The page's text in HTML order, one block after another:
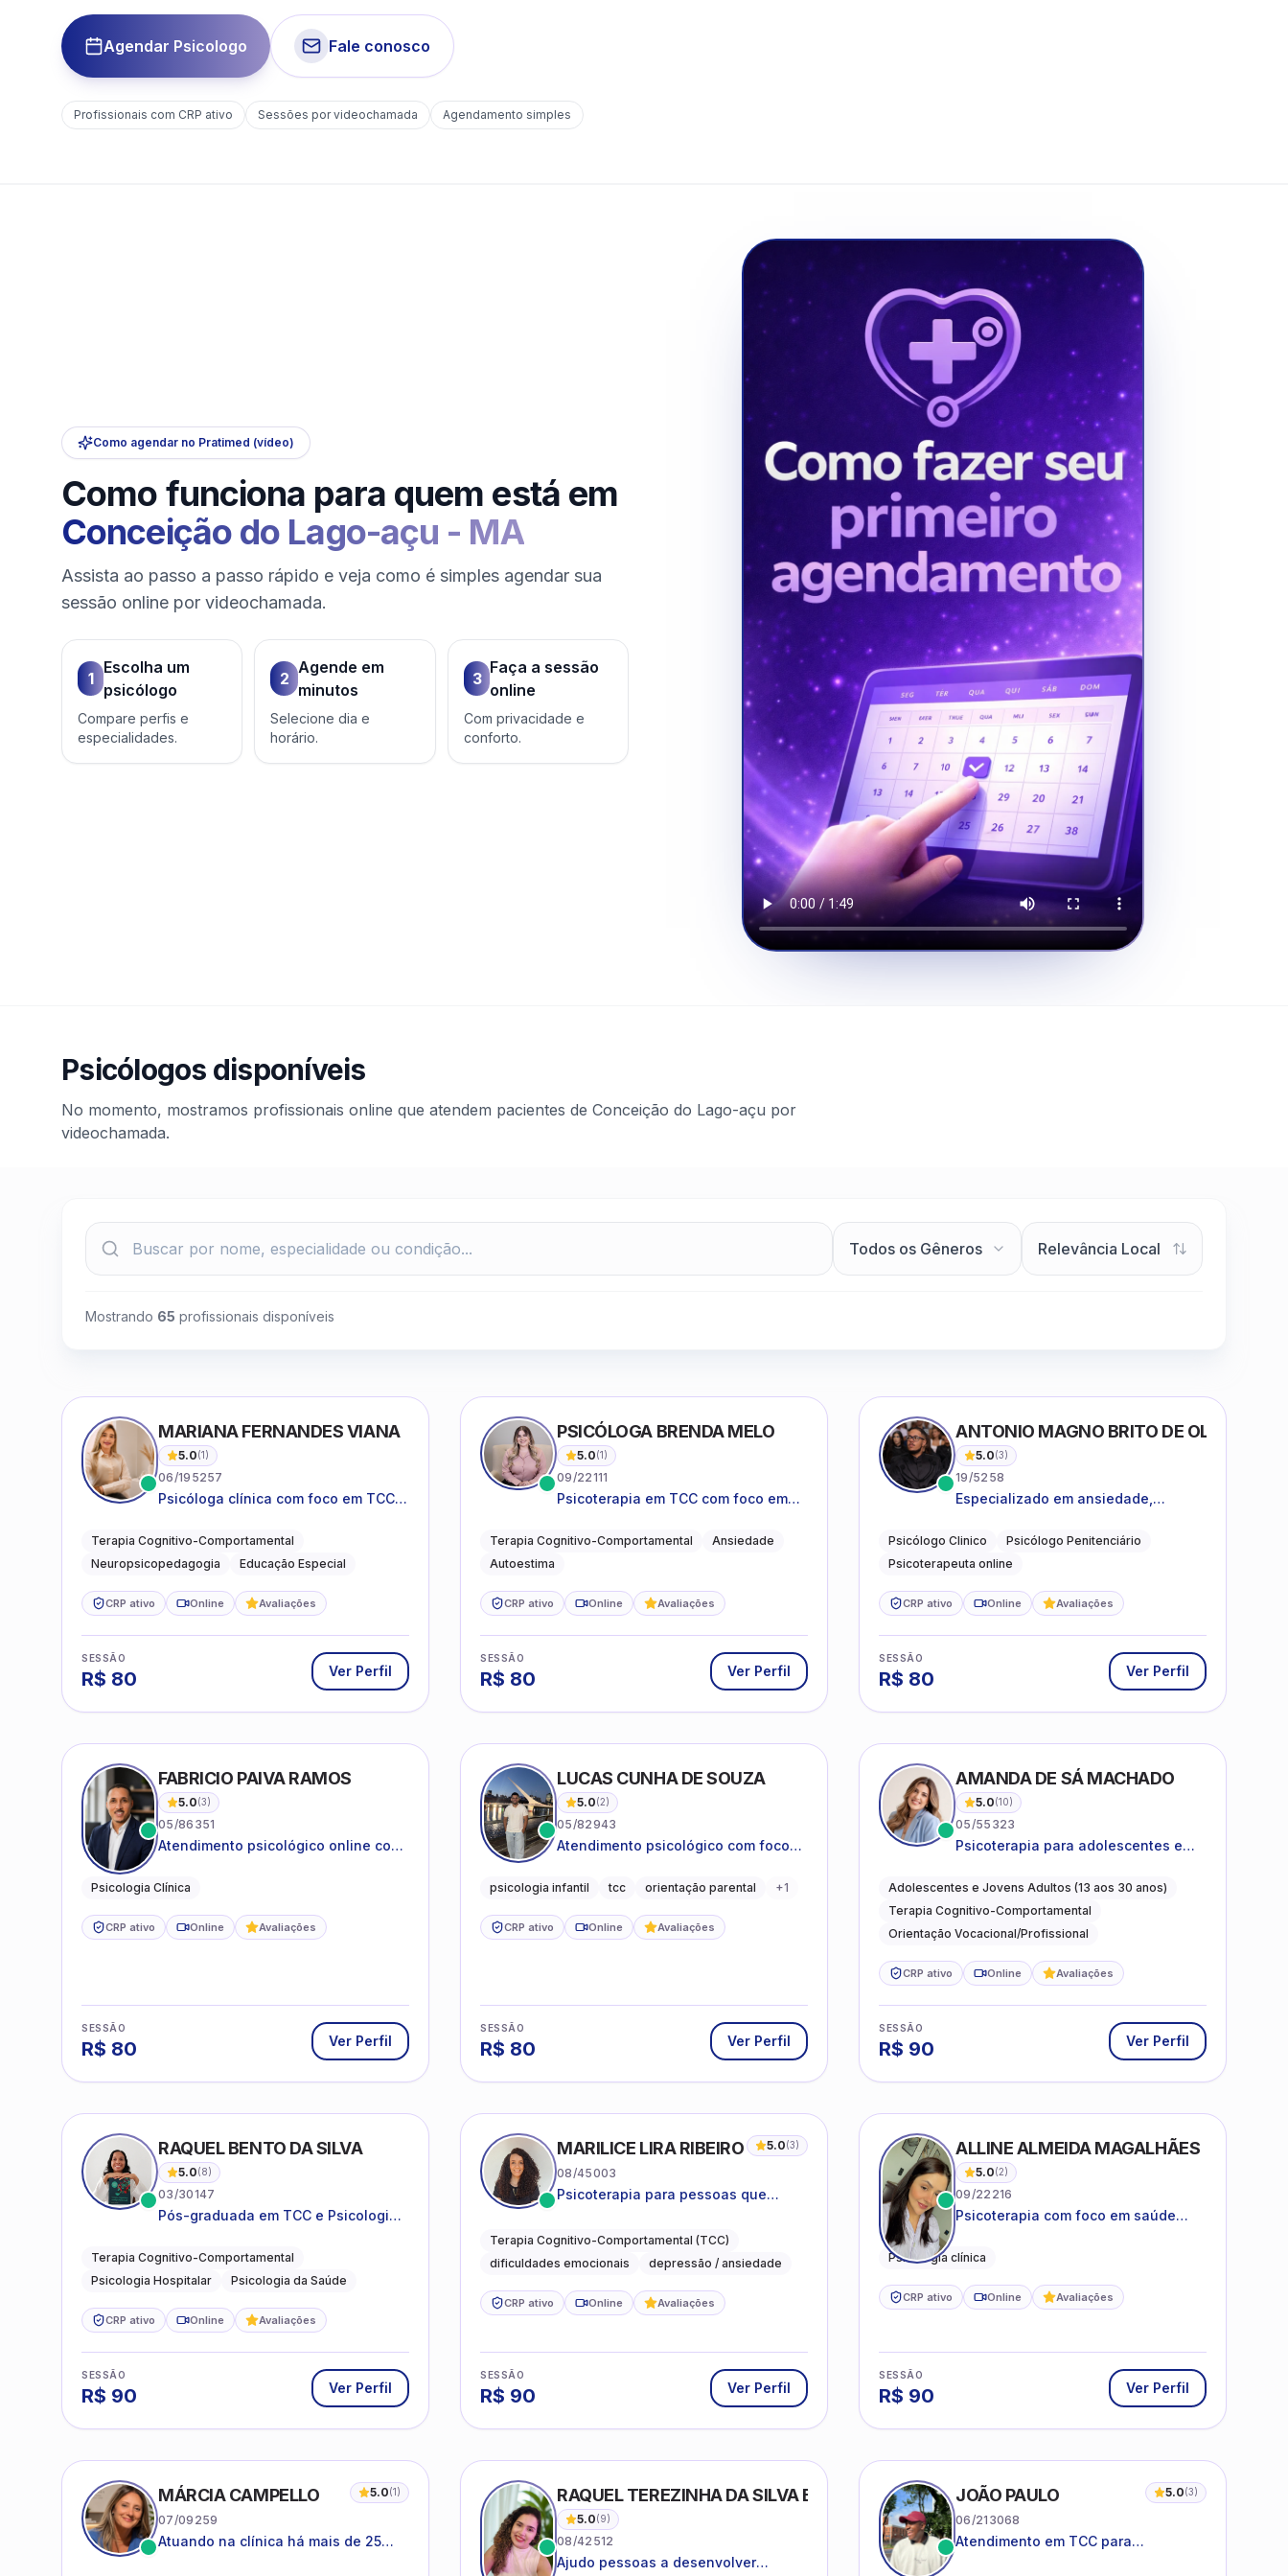
Agendar Psicologo Fale conosco
Profissionais com CRP ativo Sessões por videochamada Agendamento simples
Como agendar no Pratimed (vídeo)
Como funciona para quem está em
Conceição do Lago-açu - MA
Assista ao passo a passo rápido e veja como é simples agendar sua
sessão online por videochamada.
1
Escolha um
psicólogo
Compare perfis e
especialidades.
2
Agende em
minutos
Selecione dia e
horário.
3
Faça a sessão
online
Com privacidade e
conforto.
Psicólogos disponíveis
No momento, mostramos profissionais online que atendem pacientes de Conceição do Lago-açu por
videochamada.
Mostrando 65 profissionais disponíveis
MARIANA FERNANDES VIANA
5.0(1)
06/195257
Psicóloga clínica com foco em TCC,
acompanhamento do
neurodesenvolvimento.
Terapia Cognitivo-Comportamental
Neuropsicopedagogia
Educação Especial
CRP ativo Online Avaliações
SESSÃO
R$ 80 Ver Perfil
PSICÓLOGA BRENDA MELO
5.0(1)
09/22111
Psicoterapia em TCC com foco em
práticas para o cotidiano
Terapia Cognitivo-Comportamental
Ansiedade
Autoestima
CRP ativo Online Avaliações
SESSÃO
R$ 80 Ver Perfil
ANTONIO MAGNO BRITO DE OLIVEIRA
5.0(3)
19/5258
Especializado em ansiedade,
conflitos familiares e questões
comportamentais.
Psicólogo Clinico
Psicólogo Penitenciário
Psicoterapeuta online
CRP ativo Online Avaliações
SESSÃO
R$ 80 Ver Perfil
FABRICIO PAIVA RAMOS
5.0(3)
05/86351
Atendimento psicológico online com
Psicologia Clínica
CRP ativo Online Avaliações
SESSÃO
R$ 80 Ver Perfil
LUCAS CUNHA DE SOUZA
5.0(2)
05/82943
Atendimento psicológico com foco
Comportamental (TCC), promovendo
vida.
psicologia infantil tcc orientação parental +1
CRP ativo Online Avaliações
SESSÃO
R$ 80 Ver Perfil
AMANDA DE SÁ MACHADO
5.0(10)
05/55323
Psicoterapia para adolescentes e
ansiedade, autoestima, relações e
orientação profissional
Adolescentes e Jovens Adultos (13 aos 30 anos)
Terapia Cognitivo-Comportamental
Orientação Vocacional/Profissional
CRP ativo Online Avaliações
SESSÃO
R$ 90 Ver Perfil
RAQUEL BENTO DA SILVA
5.0(8)
03/30147
Pós-graduada em TCC e Psicologia
Terapia Cognitivo-Comportamental
Psicologia Hospitalar
Psicologia da Saúde
CRP ativo Online Avaliações
SESSÃO
R$ 90 Ver Perfil
MARILICE LIRA RIBEIRO 5.0(3)
08/45003
Psicoterapia para pessoas que
lidar com as dificuldades do dia a
dia
Terapia Cognitivo-Comportamental (TCC)
dificuldades emocionais
depressão / ansiedade
CRP ativo Online Avaliações
SESSÃO
R$ 90 Ver Perfil
ALLINE ALMEIDA MAGALHÃES
5.0(2)
09/22216
Psicoterapia com foco em saúde
autoestima para adolescentes e
Psicologia clínica
CRP ativo Online Avaliações
SESSÃO
R$ 90 Ver Perfil
MÁRCIA CAMPELLO 5.0(1)
07/09259
Atuando na clínica há mais de 25
RAQUEL TEREZINHA DA SILVA BIONDI
5.0(9)
08/42512
Ajudo pessoas a desenvolver
JOÃO PAULO 5.0(3)
06/213068
Atendimento em TCC para